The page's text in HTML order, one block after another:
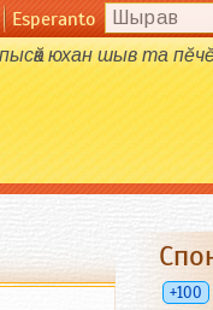
Esperanto
юхан шыв та
+100